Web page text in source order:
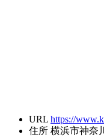
URL https://
住所 横浜市神奈